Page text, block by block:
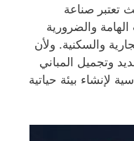
تعتبر صناعة
والضرورية
والسكنية. ولأن
وتجميل المباني
لإنشاء بيئة حياتية